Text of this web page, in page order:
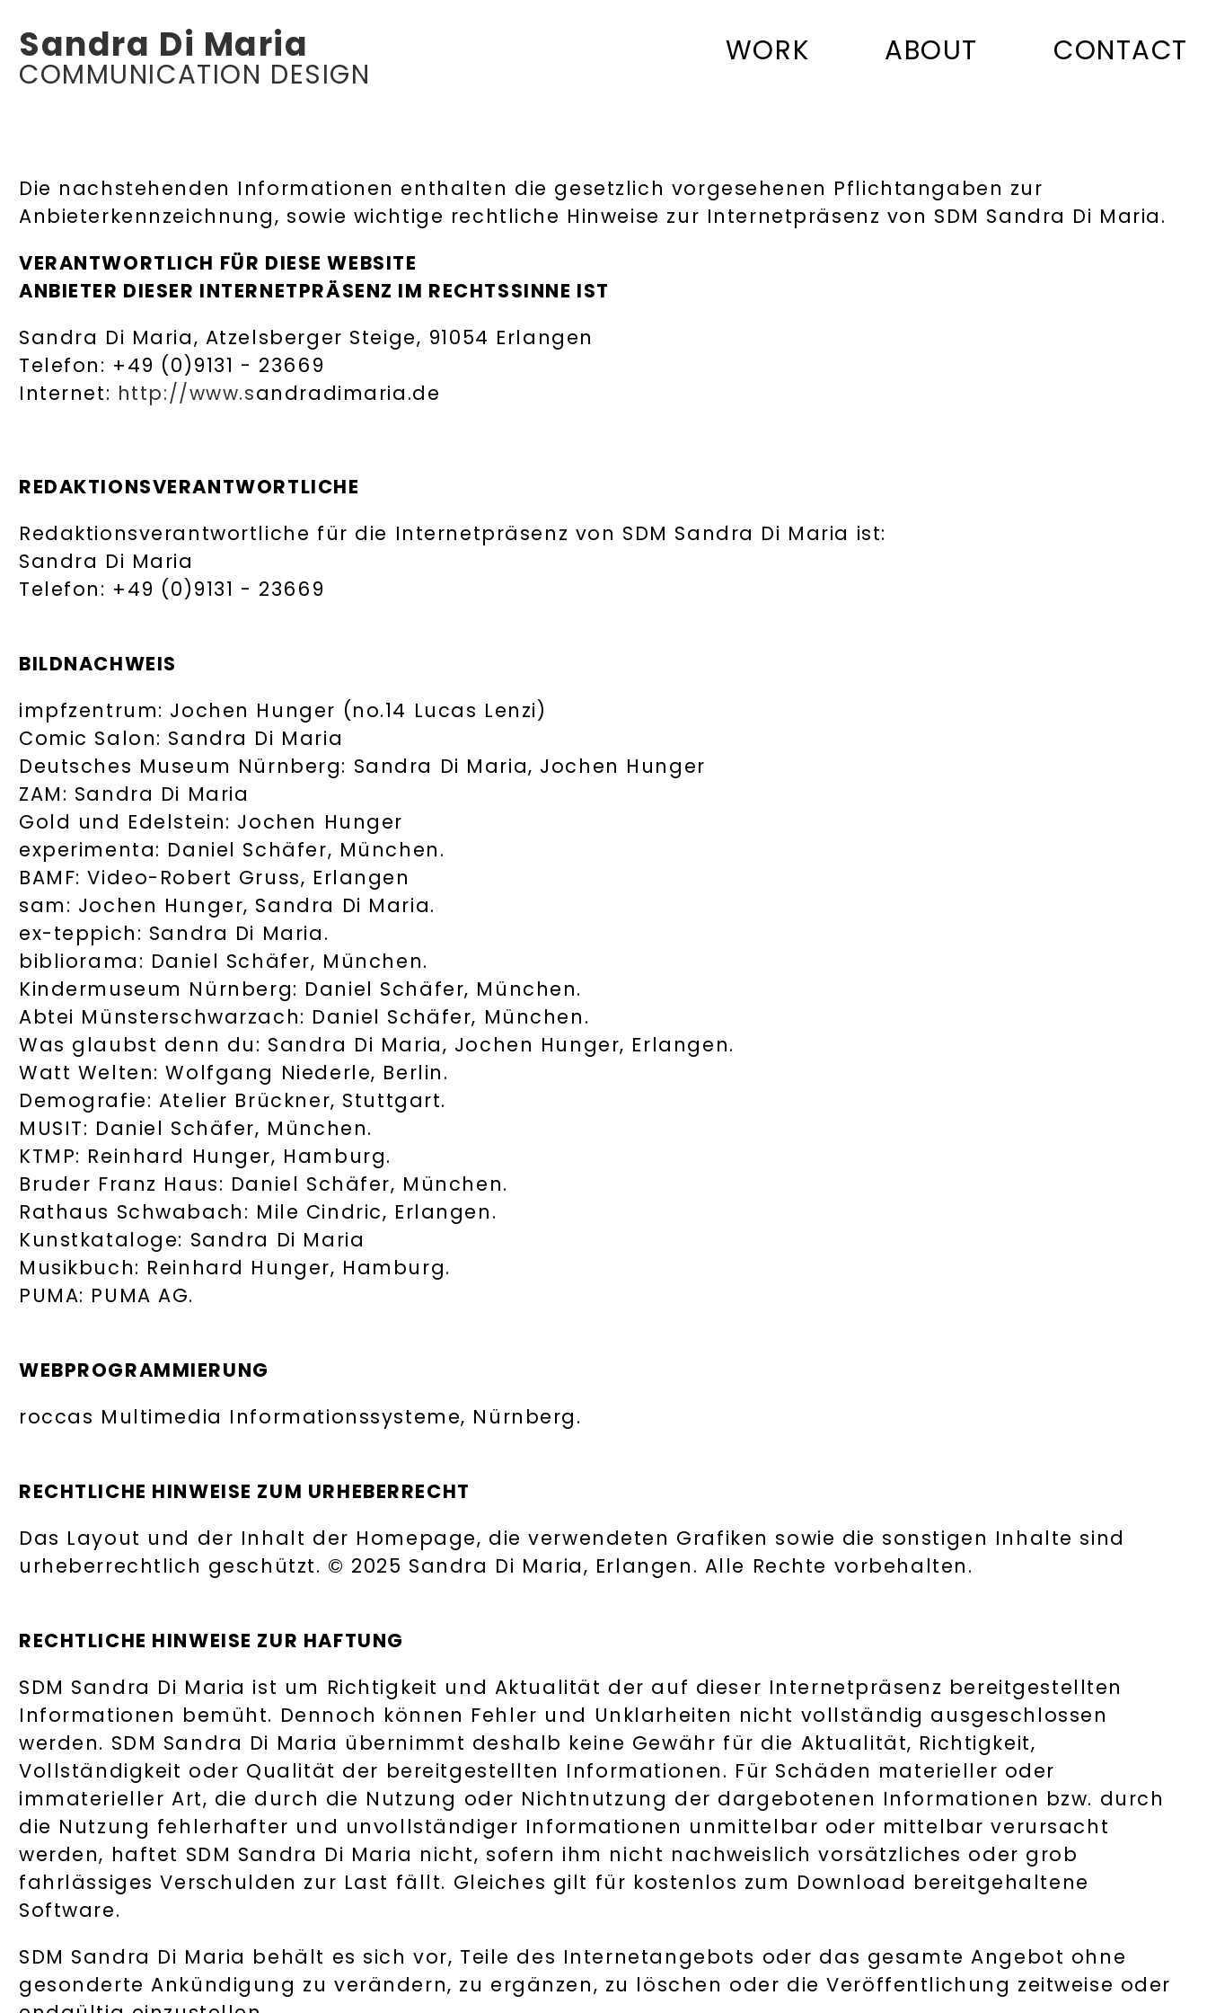
Sandra Di Maria
COMMUNICATION DESIGN
WORK ABOUT CONTACT
Die nachstehenden Informationen enthalten die gesetzlich vorgesehenen Pflichtangaben zur
Anbieterkennzeichnung, sowie wichtige rechtliche Hinweise zur Internetpräsenz von SDM Sandra Di Maria.
VERANTWORTLICH FÜR DIESE WEBSITE
ANBIETER DIESER INTERNETPRÄSENZ IM RECHTSSINNE IST
Sandra Di Maria, Atzelsberger Steige, 91054 Erlangen
Telefon: +49 (0)9131 - 23669
Internet: http://www.sandradimaria.de
REDAKTIONSVERANTWORTLICHE
Redaktionsverantwortliche für die Internetpräsenz von SDM Sandra Di Maria ist:
Sandra Di Maria
Telefon: +49 (0)9131 - 23669
BILDNACHWEIS
impfzentrum: Jochen Hunger (no.14 Lucas Lenzi)
Comic Salon: Sandra Di Maria
Deutsches Museum Nürnberg: Sandra Di Maria, Jochen Hunger
ZAM: Sandra Di Maria
Gold und Edelstein: Jochen Hunger
experimenta: Daniel Schäfer, München.
BAMF: Video-Robert Gruss, Erlangen
sam: Jochen Hunger, Sandra Di Maria.
ex-teppich: Sandra Di Maria.
bibliorama: Daniel Schäfer, München.
Kindermuseum Nürnberg: Daniel Schäfer, München.
Abtei Münsterschwarzach: Daniel Schäfer, München.
Was glaubst denn du: Sandra Di Maria, Jochen Hunger, Erlangen.
Watt Welten: Wolfgang Niederle, Berlin.
Demografie: Atelier Brückner, Stuttgart.
MUSIT: Daniel Schäfer, München.
KTMP: Reinhard Hunger, Hamburg.
Bruder Franz Haus: Daniel Schäfer, München.
Rathaus Schwabach: Mile Cindric, Erlangen.
Kunstkataloge: Sandra Di Maria
Musikbuch: Reinhard Hunger, Hamburg.
PUMA: PUMA AG.
WEBPROGRAMMIERUNG
roccas Multimedia Informationssysteme, Nürnberg.
RECHTLICHE HINWEISE ZUM URHEBERRECHT
Das Layout und der Inhalt der Homepage, die verwendeten Grafiken sowie die sonstigen Inhalte sind
urheberrechtlich geschützt. © 2025 Sandra Di Maria, Erlangen. Alle Rechte vorbehalten.
RECHTLICHE HINWEISE ZUR HAFTUNG
SDM Sandra Di Maria ist um Richtigkeit und Aktualität der auf dieser Internetpräsenz bereitgestellten
Informationen bemüht. Dennoch können Fehler und Unklarheiten nicht vollständig ausgeschlossen
werden. SDM Sandra Di Maria übernimmt deshalb keine Gewähr für die Aktualität, Richtigkeit,
Vollständigkeit oder Qualität der bereitgestellten Informationen. Für Schäden materieller oder
immaterieller Art, die durch die Nutzung oder Nichtnutzung der dargebotenen Informationen bzw. durch
die Nutzung fehlerhafter und unvollständiger Informationen unmittelbar oder mittelbar verursacht
werden, haftet SDM Sandra Di Maria nicht, sofern ihm nicht nachweislich vorsätzliches oder grob
fahrlässiges Verschulden zur Last fällt. Gleiches gilt für kostenlos zum Download bereitgehaltene
Software.
SDM Sandra Di Maria behält es sich vor, Teile des Internetangebots oder das gesamte Angebot ohne
gesonderte Ankündigung zu verändern, zu ergänzen, zu löschen oder die Veröffentlichung zeitweise oder